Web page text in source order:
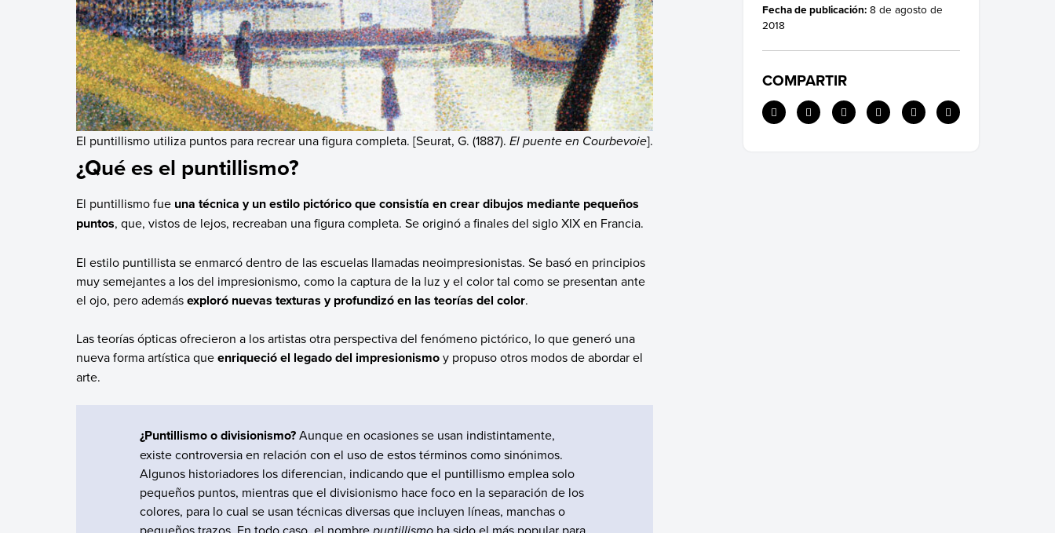
El puntillismo utiliza puntos para recrear una figura completa. [Seurat, G. (1887). El puente en Courbevoie].
¿Qué es el puntillismo?
El puntillismo fue una técnica y un estilo pictórico que consistía en crear dibujos mediante pequeños
puntos, que, vistos de lejos, recreaban una figura completa. Se originó a finales del siglo XIX en Francia.
El estilo puntillista se enmarcó dentro de las escuelas llamadas neoimpresionistas. Se basó en principios
muy semejantes a los del impresionismo, como la captura de la luz y el color tal como se presentan ante
el ojo, pero ademásexploró nuevas texturas y profundizó en las teorías del color.
Las teorías ópticas ofrecieron a los artistas otra perspectiva del fenómeno pictórico, lo que generó una
nueva forma artística queenriqueció el legado del impresionismoy propuso otros modos de abordar el
arte.
¿Puntillismo o divisionismo?Aunque en ocasiones se usan indistintamente,
existe controversia en relación con el uso de estos términos como sinónimos.
Algunos historiadores los diferencian, indicando que el puntillismo emplea solo
pequeños puntos, mientras que el divisionismo hace foco en la separación de los
colores, para lo cual se usan técnicas diversas que incluyen líneas, manchas o
Fecha de publicación: 8 de agosto de
2018
COMPARTIR